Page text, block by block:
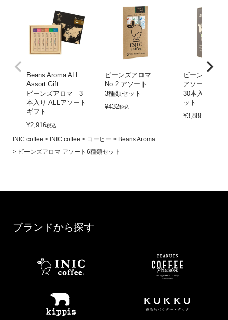
Beans Aroma ALL
Assort Gift
ビーンズアロマ 3
本入り ALLアソート
ギフト
¥2,916税込
ビーンズアロマ
No.2 アソート
3種類セット
¥432税込
ビーンズアロ
アソート
30本入り／6
ット
¥3,888
INIC coffee INIC coffee コーヒー
Beans Aroma
ビーンズアロマ アソート6種類セット
ブランドから探す